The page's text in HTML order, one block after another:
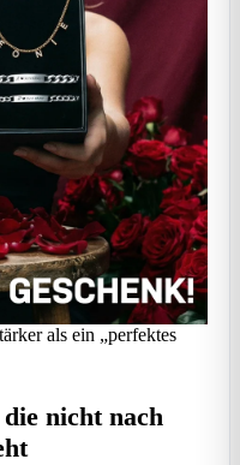
als ein „perfektes
nicht nach